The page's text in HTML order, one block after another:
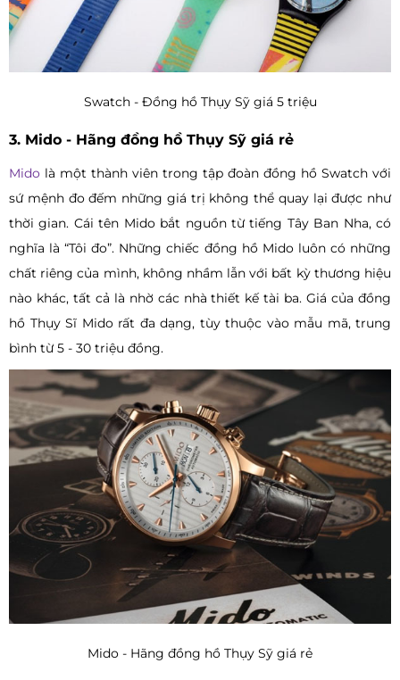
Swatch - Đồng hồ Thụy Sỹ giá 5 triệu
3. Mido - Hãng đồng hồ Thụy Sỹ giá rẻ
Mido là một thành viên trong tập đoàn đồng hồ Swatch với
sứ mệnh đo đếm những giá trị không thể quay lại được như
thời gian. Cái tên Mido bắt nguồn từ tiếng Tây Ban Nha, có
nghĩa là “Tôi đo”. Những chiếc đồng hồ Mido luôn có những
chất riêng của mình, không nhầm lẫn với bất kỳ thương hiệu
nào khác, tất cả là nhờ các nhà thiết kế tài ba. Giá của đồng
hồ Thụy Sĩ Mido rất đa dạng, tùy thuộc vào mẫu mã, trung
bình từ 5 - 30 triệu đồng.
Mido - Hãng đồng hồ Thụy Sỹ giá rẻ